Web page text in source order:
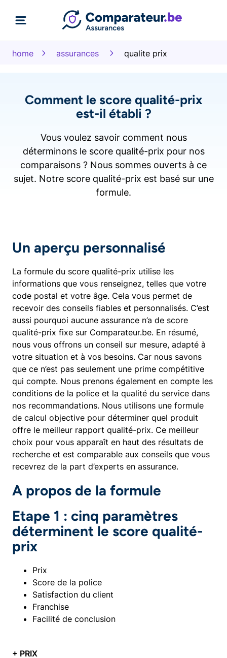
home assurances qualite prix
Comment le score qualité-prix
est-il établi ?
Vous voulez savoir comment nous
déterminons le score qualité-prix pour nos
comparaisons ? Nous sommes ouverts à ce
sujet. Notre score qualité-prix est basé sur une
formule.
Un aperçu personnalisé
La formule du score qualité-prix utilise les
informations que vous renseignez, telles que votre
code postal et votre âge. Cela vous permet de
recevoir des conseils fiables et personnalisés. C’est
aussi pourquoi aucune assurance n’a de score
qualité-prix fixe sur Comparateur.be. En résumé,
nous vous offrons un conseil sur mesure, adapté à
votre situation et à vos besoins. Car nous savons
que ce n’est pas seulement une prime compétitive
qui compte. Nous prenons également en compte les
conditions de la police et la qualité du service dans
nos recommandations. Nous utilisons une formule
de calcul objective pour déterminer quel produit
offre le meilleur rapport qualité-prix. Ce meilleur
choix pour vous apparaît en haut des résultats de
recherche et est comparable aux conseils que vous
recevrez de la part d’experts en assurance.
A propos de la formule
Etape 1 : cinq paramètres
déterminent le score qualité-
prix
Prix
Score de la police
Satisfaction du client ​
Franchise
Facilité de conclusion​
+ PRIX